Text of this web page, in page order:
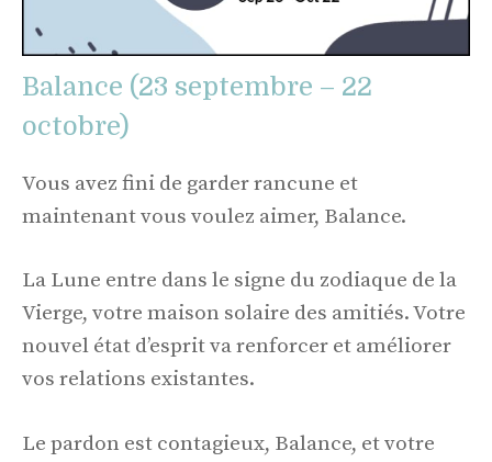
Balance (23 septembre – 22
octobre)
Vous avez fini de garder rancune et
maintenant vous voulez aimer, Balance.
La Lune entre dans le signe du zodiaque de la
Vierge, votre maison solaire des amitiés. Votre
nouvel état d’esprit va renforcer et améliorer
vos relations existantes.
Le pardon est contagieux, Balance, et votre